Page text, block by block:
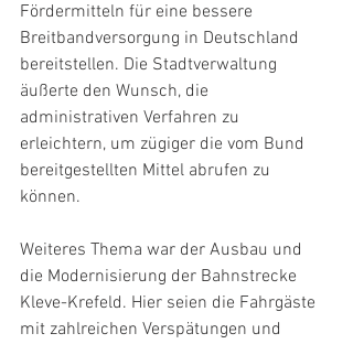
Fördermitteln für eine bessere
Breitbandversorgung in Deutschland
bereitstellen. Die Stadtverwaltung
äußerte den Wunsch, die
administrativen Verfahren zu
erleichtern, um zügiger die vom Bund
bereitgestellten Mittel abrufen zu
können.
Weiteres Thema war der Ausbau und
die Modernisierung der Bahnstrecke
Kleve-Krefeld. Hier seien die Fahrgäste
mit zahlreichen Verspätungen und